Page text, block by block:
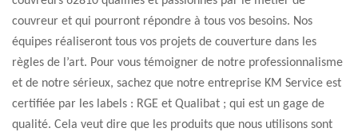
couvreur et qui pourront répondre à tous vos besoins. Nos
équipes réaliseront tous vos projets de couverture dans les
règles de l’art. Pour vous témoigner de notre professionnalisme
et de notre sérieux, sachez que notre entreprise KM Service est
certifiée par les labels : RGE et Qualibat ; qui est un gage de
qualité. Cela veut dire que les produits que nous utilisons sont